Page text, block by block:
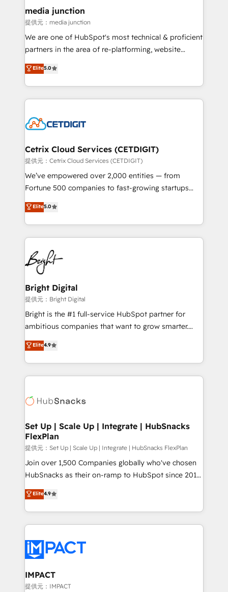
Mexico, USA, and Portugal—we've executed over a
hundred successful operations. Our approach,
rooted in RevOps principles, integrates analysis,
training, planning, and qualification. Leveraging
inbound marketing tactics, we focus on
understanding, nurturing, and converting leads.
competitive market.
media junction
提供元：media junction
We are one of HubSpot's most technical & proficient
partners in the area of re-platforming, website
design & development. We specialize in multi-hub
implementations for mid-market & enterprise
companies. We are woman-owned, powered by
coffee, and we ❤️ dogs. We produce award-winning
Impact Award 🏆2022 Technical Expertise Impact
Award 🏆2020 Elite Solutions Partner 🏆2019
Integrations HubSpot Impact Award 🏆2019
Marketing Enablement HubSpot Impact Award 🏆
2018 Website Design HubSpot Impact Award 🏆2017
Growth-Driven Design Agency of the Year 🏆2016
Sales Enablement HubSpot Impact Award 🏆2015
HubSpot COS Performance Award 🏆2014 HubSpot
COS Design Award 🏆2013 HubSpot Marketplace
Partner 📆Founded in 1997
Elite5.0
Cetrix Cloud Services (CETDIGIT)
提供元：Cetrix Cloud Services (CETDIGIT)
We’ve empowered over 2,000 entities — from
Fortune 500 companies to fast-growing startups
and nonprofits — to streamline operations, scale
revenue, and unlock the full potential of HubSpot.
With deep technical and industry expertise, we fuse
automation, integration, and AI innovation to deliver
lasting impact. We specialize in: • Turnkey and end-
to-end HubSpot implementations • Onboarding for
Sales, Service, Marketing & Content Hubs • AI voice
and chat agents, predictive automation, and smart
workflows • Salesforce + HubSpot integration •
RevOps and AI-driven sales enablement • Website
design and CMS development • ERP integration: SAP,
and CRM migration from any platform •
Client/member portals built on HubSpot • Custom
WooCommerce, BuilderTrend, and more Experience
the difference — reach out to see how AI + HubSpot
Elite5.0
Bright Digital
提供元：Bright Digital
Bright is the #1 full-service HubSpot partner for
ambitious companies that want to grow smarter.
From HubSpot onboarding, to training, from
developing a new website to lead generation and
digital marketing; we do it all (and with great
results)! In short, our services include: - HubSpot
HubSpot development: websites, custom modules,
marketing, advertising, campaigns, content and
design We connect people, data and technology to
improve customer experiences. With our bright
people, exciting ideas and can-do mentality, we
ensure revenue growth on a daily basis. So tell us
team of 100+ experts is ready for you! Driving digital
growth | www.brightdigital.com
Elite4.9
Set Up | Scale Up | Integrate | HubSnacks
FlexPlan
提供元：Set Up | Scale Up | Integrate | HubSnacks FlexPlan
Join over 1,500 Companies globally who've chosen
HubSnacks as their on-ramp to HubSpot since 2014
Simple pay-as-you-go plans that accelerate value...
1️⃣ Set Up | Onboarding New or Check-fixing existing
HubSpot portals 2️⃣ Scale Up | 100% HubSpot Task
Execution... Global 24/7 ... All Experts 3️⃣ Integrate |
Slash months from your API Integration project... ⬅️
Click "Contact Business" ⬅️ to access 150+ Kickstart
Integration templates that put HubSpot in the center
of your tech stack, syncing... 🛍️ Shopify or
Elite4.9
IMPACT
提供元：IMPACT